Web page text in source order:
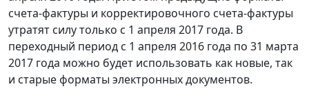
счета-фактуры и корректировочного счета-фактуры
утратят силу только с 1 апреля 2017 года. В
переходный период с 1 апреля 2016 года по 31 марта
2017 года можно будет использовать как новые, так
и старые форматы электронных документов.